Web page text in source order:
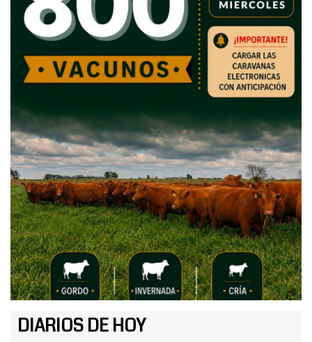
DIARIOS DE HOY